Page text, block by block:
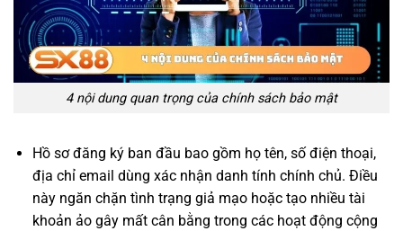
4 nội dung quan trọng của chính sách bảo mật
Hồ sơ đăng ký ban đầu bao gồm họ tên, số điện thoại,
địa chỉ email dùng xác nhận danh tính chính chủ. Điều
này ngăn chặn tình trạng giả mạo hoặc tạo nhiều tài
khoản ảo gây mất cân bằng trong các hoạt động cộng